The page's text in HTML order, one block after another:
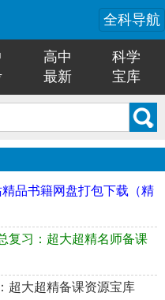
全科导航
高中
科学
最新 宝库
精品书籍网盘打包下载（精
复习：超大超精名师备课
超大超精备课资源宝库